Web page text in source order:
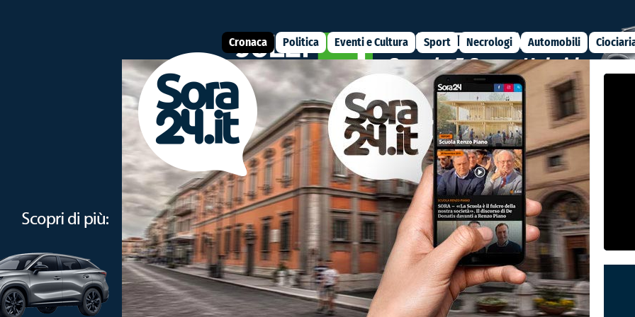
Cronaca Politica Eventi e Cultura Sport Necrologi Automobili